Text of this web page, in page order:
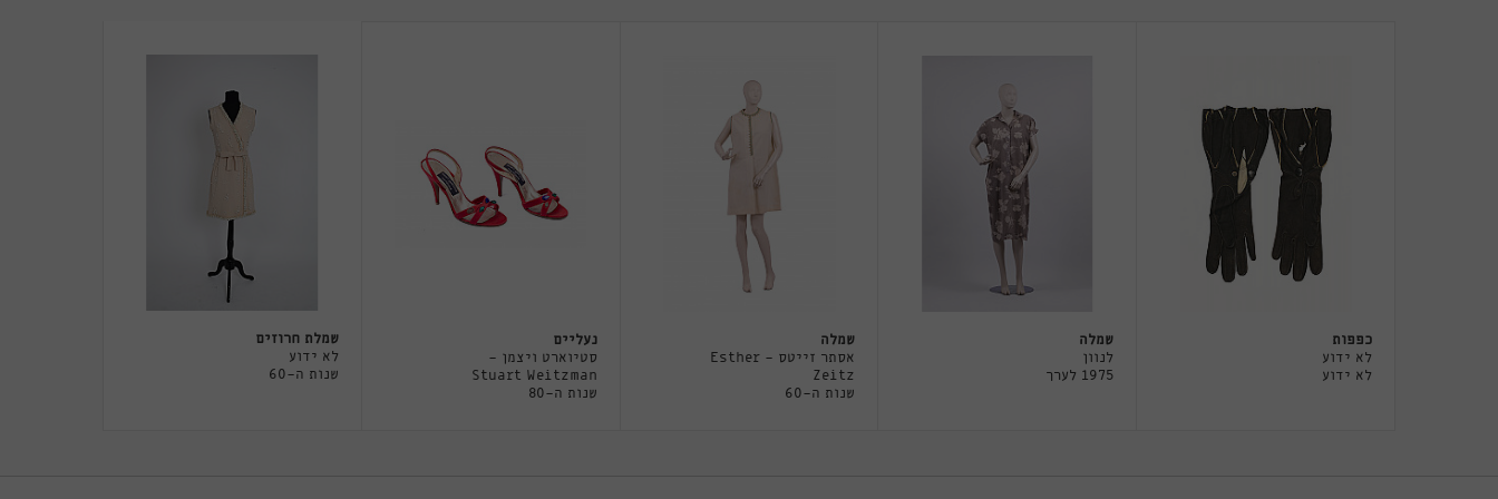
כפפות
לא ידוע
לא ידוע
שמלה
לנוון
1975 לערך
שמלה
אסתר זייטס - Esther
Zeitz
שנות ה-60
נעליים
סטיוארט ויצמן -
Stuart Weitzman
שנות ה-80
שמלת חרוזים
לא ידוע
שנות ה-60